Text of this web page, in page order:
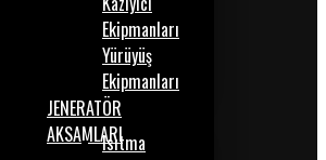
Ekipmanları
Yürüyüş
Ekipmanları
JENERATÖR
AKSAMLARIIsıtma